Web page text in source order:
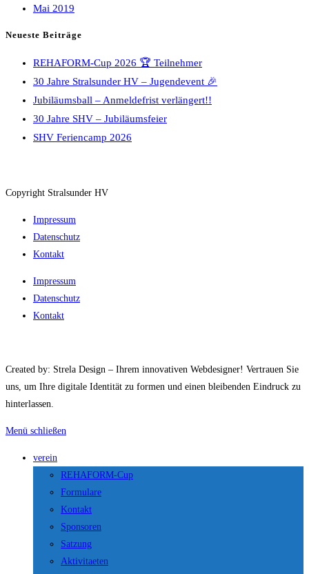
Mai 2019
Neueste Beiträge
REHAFORM-Cup 2026 🏆 Teilnehmer
30 Jahre Stralsunder HV – Jugendevent 🎉
Jubiläumsball – Anmeldefrist verlängert!!
30 Jahre SHV – Jubiläumsfeier
SHV Feriencamp 2026
Copyright Stralsunder HV
Impressum
Datenschutz
Kontakt
Impressum
Datenschutz
Kontakt
Created by: Strela Design – Ihrem innovativen Webdesigner! Vertrauen Sie
uns, um Ihre digitale Identität zu formen und einen bleibenden Eindruck zu
hinterlassen.
Menü schließen
verein
REHAFORM-Cup
Formulare
Kontakt
Sponsoren
Satzung
Aktivitaeten